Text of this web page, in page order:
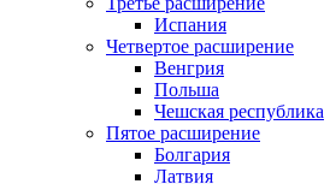
Испания
Четвертое расширение
Венгрия
Польша
Чешская республика
Пятое расширение
Болгария
Латвия